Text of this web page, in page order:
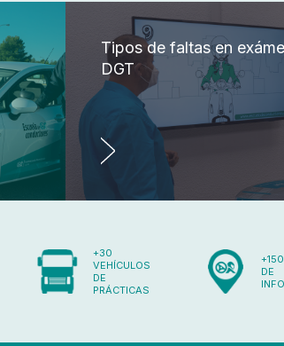
Tipos de faltas en
DGT
+30
VEHÍCULOS
DE
PRÁCTICAS
DE